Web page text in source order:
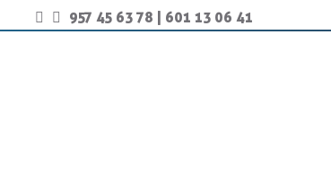
957 45 63 78 601 13 06 41